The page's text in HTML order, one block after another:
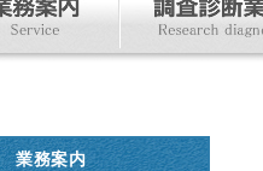
業務案内